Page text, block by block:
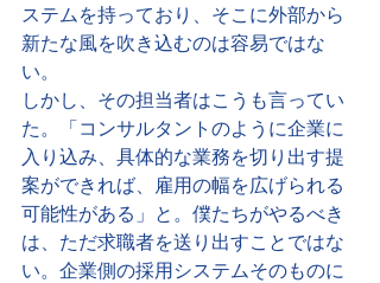
ステムを持っており、そこに外部から
新たな風を吹き込むのは容易ではな
い。
しかし、その担当者はこうも言ってい
た。「コンサルタントのように企業に
入り込み、具体的な業務を切り出す提
案ができれば、雇用の幅を広げられる
可能性がある」と。僕たちがやるべき
は、ただ求職者を送り出すことではな
い。企業側の採用システムそのものに